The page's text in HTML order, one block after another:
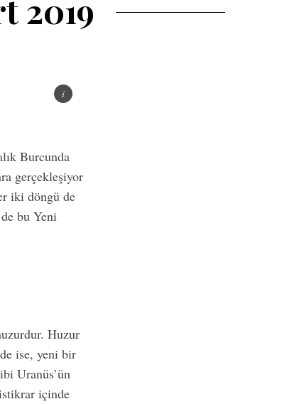
2019
Burcunda
gerçekleşiyor
iki döngü de
bu Yeni
Huzur
ise, yeni bir
Uranüs’ün
içinde